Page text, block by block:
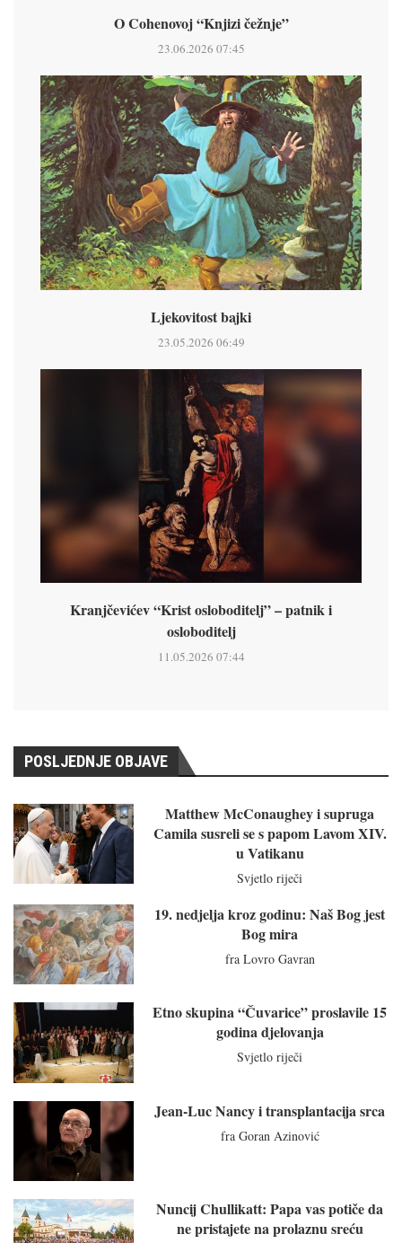
O Cohenovoj “Knjizi čežnje”
23.06.2026 07:45
Ljekovitost bajki
23.05.2026 06:49
Kranjčevićev “Krist osloboditelj” – patnik i
osloboditelj
11.05.2026 07:44
POSLJEDNJE OBJAVE
Matthew McConaughey i supruga
Camila susreli se s papom Lavom XIV.
u Vatikanu
Svjetlo riječi
19. nedjelja kroz godinu: Naš Bog jest
Bog mira
fra Lovro Gavran
Etno skupina “Čuvarice” proslavile 15
godina djelovanja
Svjetlo riječi
Jean-Luc Nancy i transplantacija srca
fra Goran Azinović
Nuncij Chullikatt: Papa vas potiče da
ne pristajete na prolaznu sreću